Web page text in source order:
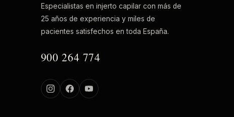
Especialistas en injerto capilar con más de
25 años de experiencia y miles de
pacientes satisfechos en toda España.
900 264 774